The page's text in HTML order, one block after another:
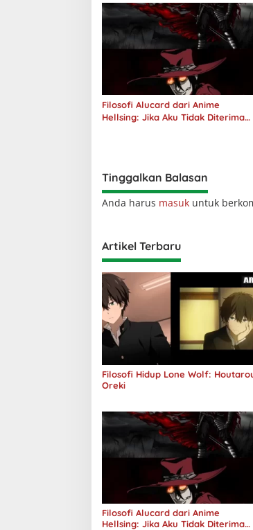
Filosofi Alucard dari Anime
Hellsing: Jika Aku Tidak Diterima
Tinggalkan Balasan
Anda harus masuk untuk
Artikel Terbaru
Filosofi Hidup Lone Wolf:
Oreki
Filosofi Alucard dari Anime
Hellsing: Jika Aku Tidak Diterima